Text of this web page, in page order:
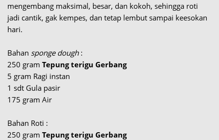
mengembang maksimal, besar, dan kokoh, sehingga roti
jadi cantik, gak kempes, dan tetap lembut sampai keesokan
hari.
Bahan sponge dough:
250 gram Tepung terigu Gerbang
5 gram Ragi instan
1 sdt Gula pasir
175 gram Air
Bahan Roti :
250 gram Tepung terigu Gerbang